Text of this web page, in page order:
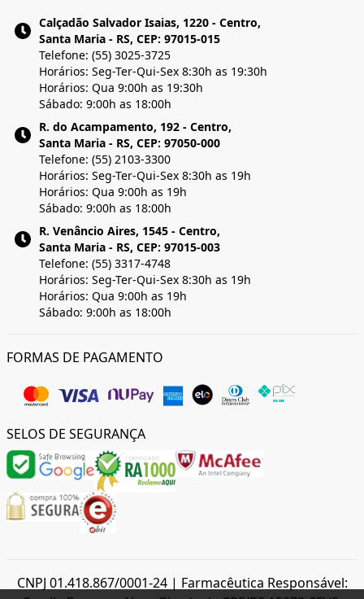
Calçadão Salvador Isaias, 1220 - Centro,
Santa Maria - RS, CEP: 97015-015
Telefone: (55) 3025-3725
Horários: Seg-Ter-Qui-Sex 8:30h as 19:30h
Horários: Qua 9:00h as 19:30h
Sábado: 9:00h as 18:00h
R. do Acampamento, 192 - Centro,
Santa Maria - RS, CEP: 97050-000
Telefone: (55) 2103-3300
Horários: Seg-Ter-Qui-Sex 8:30h as 19h
Horários: Qua 9:00h as 19h
Sábado: 9:00h as 18:00h
R. Venâncio Aires, 1545 - Centro,
Santa Maria - RS, CEP: 97015-003
Telefone: (55) 3317-4748
Horários: Seg-Ter-Qui-Sex 8:30h as 19h
Horários: Qua 9:00h as 19h
Sábado: 9:00h as 18:00h
FORMAS DE PAGAMENTO
SELOS DE SEGURANÇA
CNPJ 01.418.867/0001-24 | Farmacêutica Responsável: